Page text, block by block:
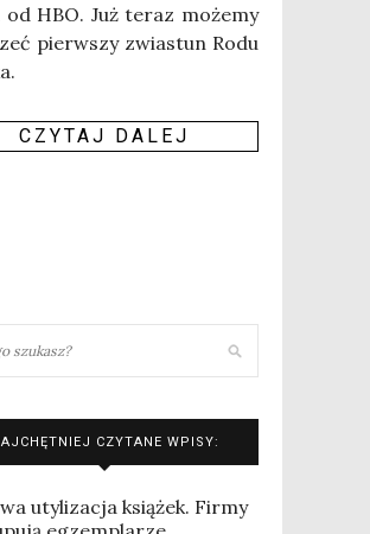
od HBO. Już teraz może­my
pierw­szy zwia­stun Rodu
CZY­TAJ DALEJ
CZYTANE WPISY:
utylizacja książek. Firmy